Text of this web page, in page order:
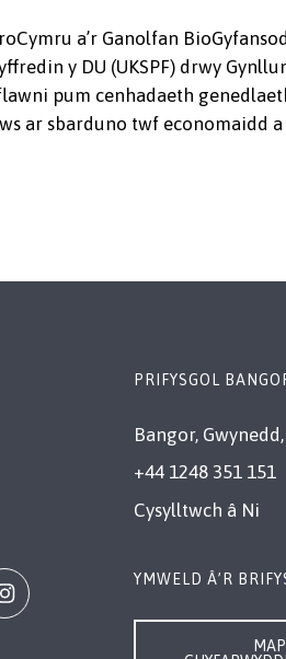
a’r Ganolfan
y DU (UKSPF) drwy
pum cenhadaeth
ar sbarduno twf economaidd
PRIFYSGOL
Bangor,
+44 1248 351 151
Cysylltwch â Ni
YMWELD Â’R